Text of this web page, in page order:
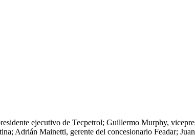
ejecutivo de Tecpetrol; Guillermo Murphy,
Adrián Mainetti, gerente del concesionario Feadar;